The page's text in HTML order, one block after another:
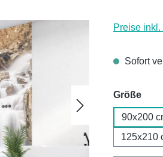
Preise
Sofort
Größe
90x200
125x210